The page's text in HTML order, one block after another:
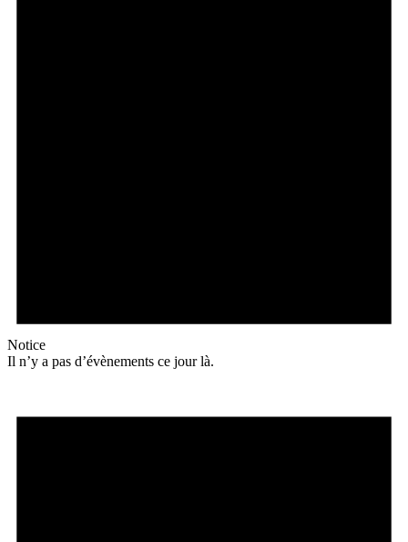
Notice
Il n’y a pas d’évènements ce jour là.